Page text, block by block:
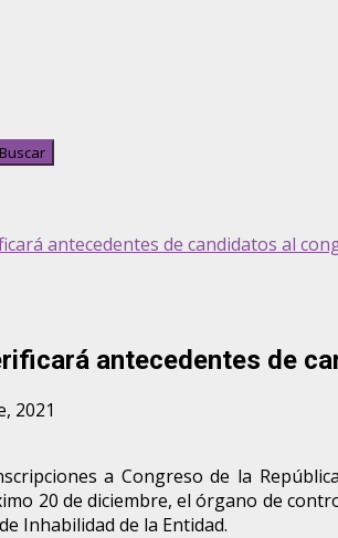
antecedentes de candidatos al
antecedentes de
2021
a Congreso de la
20 de diciembre, el órgano de
Inhabilidad de la Entidad.